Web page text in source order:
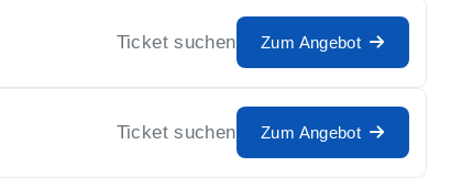
Ticket suchen Zum Angebot
Ticket suchen Zum Angebot